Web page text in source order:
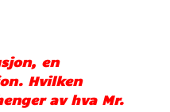
en
Hvilken
av hva Mr.